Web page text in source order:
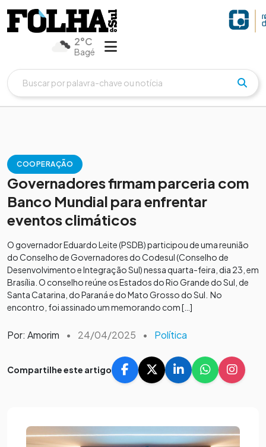
2°C
Bagé
COOPERAÇÃO
Governadores firmam parceria com
Banco Mundial para enfrentar
eventos climáticos
O governador Eduardo Leite (PSDB) participou de uma reunião
do Conselho de Governadores do Codesul (Conselho de
Desenvolvimento e Integração Sul) nessa quarta-feira, dia 23, em
Brasília. O conselho reúne os Estados do Rio Grande do Sul, de
Santa Catarina, do Paraná e do Mato Grosso do Sul. No
encontro, foi assinado um memorando com […]
Por: Amorim • 24/04/2025 • Política
Compartilhe este artigo